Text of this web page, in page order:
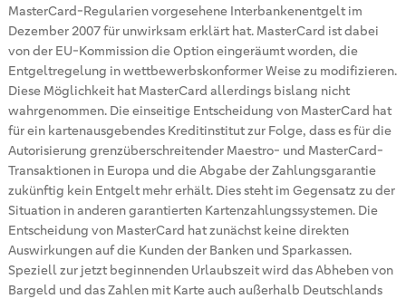
MasterCard-Regularien vorgesehene Interbankenentgelt im
Dezember 2007 für unwirksam erklärt hat. MasterCard ist dabei
von der EU-Kommission die Option eingeräumt worden, die
Entgeltregelung in wettbewerbskonformer Weise zu modifizieren.
Diese Möglichkeit hat MasterCard allerdings bislang nicht
wahrgenommen. Die einseitige Entscheidung von MasterCard hat
für ein kartenausgebendes Kreditinstitut zur Folge, dass es für die
Autorisierung grenzüberschreitender Maestro- und MasterCard-
Transaktionen in Europa und die Abgabe der Zahlungsgarantie
zukünftig kein Entgelt mehr erhält. Dies steht im Gegensatz zu der
Situation in anderen garantierten Kartenzahlungssystemen. Die
Entscheidung von MasterCard hat zunächst keine direkten
Auswirkungen auf die Kunden der Banken und Sparkassen.
Speziell zur jetzt beginnenden Urlaubszeit wird das Abheben von
Bargeld und das Zahlen mit Karte auch außerhalb Deutschlands